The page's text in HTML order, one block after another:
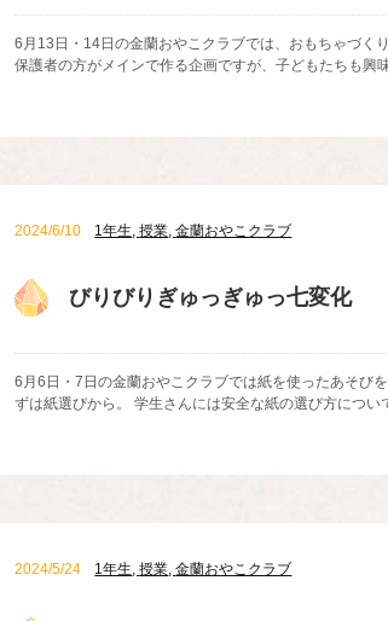
6月13日・14日の金蘭おやこクラブでは、おもちゃづく
保護者の方がメインで作る企画ですが、子どもたちも興
2024/6/10 1年生,授業,金蘭おやこクラブ
びりびりぎゅっぎゅっ七変化
6月6日・7日の金蘭おやこクラブでは紙を使ったあそび
ずは紙選びから。 学生さんには安全な紙の選び方につい
2024/5/24 1年生,授業,金蘭おやこクラブ